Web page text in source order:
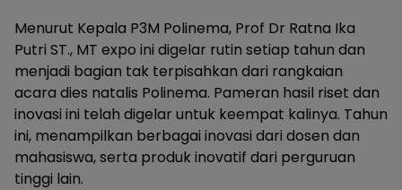
Menurut Kepala P3M Polinema, Prof Dr Ratna Ika
Putri ST., MT expo ini digelar rutin setiap tahun dan
menjadi bagian tak terpisahkan dari rangkaian
acara dies natalis Polinema. Pameran hasil riset dan
inovasi ini telah digelar untuk keempat kalinya. Tahun
ini, menampilkan berbagai inovasi dari dosen dan
mahasiswa, serta produk inovatif dari perguruan
tinggi lain.